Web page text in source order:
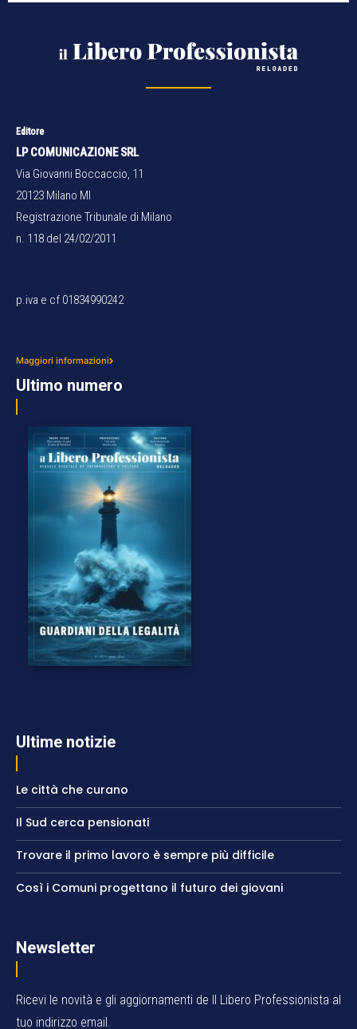
Editore
LP COMUNICAZIONE SRL
Via Giovanni Boccaccio, 11
20123 Milano MI
Registrazione Tribunale di Milano
n. 118 del 24/02/2011
p.iva e cf 01834990242
Maggiori informazioni
Ultimo numero
Ultime notizie
Le città che curano
Il Sud cerca pensionati
Trovare il primo lavoro è sempre più difficile
Così i Comuni progettano il futuro dei giovani
Newsletter
Ricevi le novità e gli aggiornamenti de Il Libero Professionista al
tuo indirizzo email.